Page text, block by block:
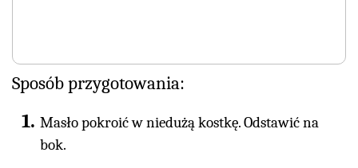
Sposób przygotowania:
Masło pokroić w niedużą kostkę. Odstawić na
bok.